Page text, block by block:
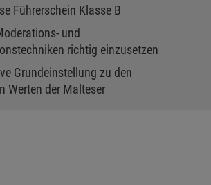
Führerschein Klasse B
und
richtig einzusetzen
Grundeinstellung zu den
Werten der Malteser